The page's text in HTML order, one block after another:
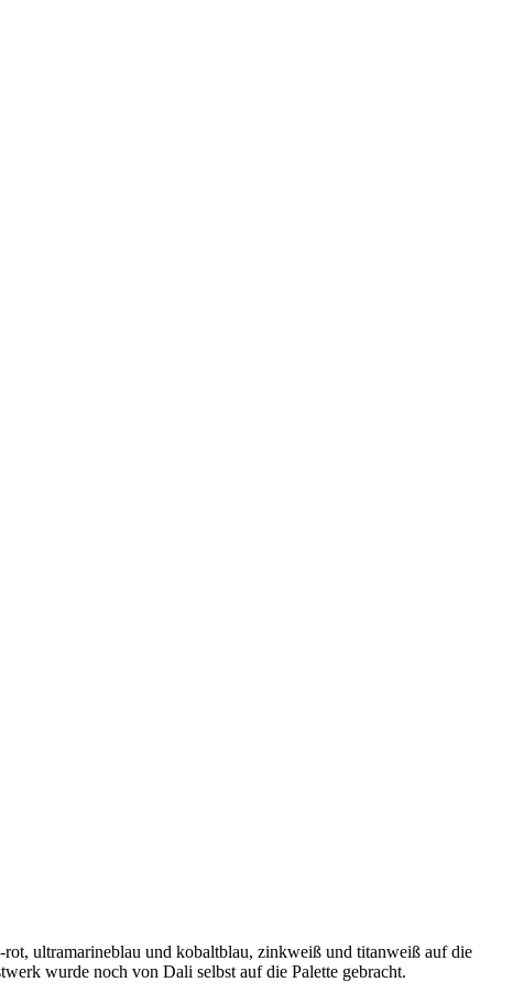
ultramarineblau und kobaltblau, zinkweiß und titanweiß auf die
wurde noch von Dali selbst auf die Palette gebracht.